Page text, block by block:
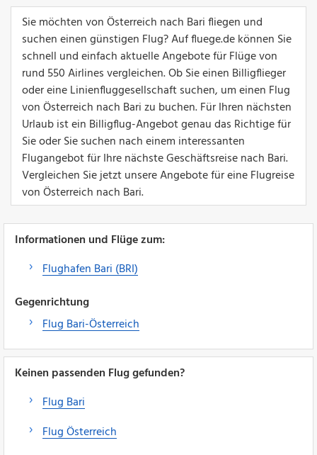
Sie möchten von Österreich nach Bari fliegen und
suchen einen günstigen Flug? Auf fluege.de können Sie
schnell und einfach aktuelle Angebote für Flüge von
rund 550 Airlines vergleichen. Ob Sie einen Billigflieger
oder eine Linienfluggesellschaft suchen, um einen Flug
von Österreich nach Bari zu buchen. Für Ihren nächsten
Urlaub ist ein Billigflug-Angebot genau das Richtige für
Sie oder Sie suchen nach einem interessanten
Flugangebot für Ihre nächste Geschäftsreise nach Bari.
Vergleichen Sie jetzt unsere Angebote für eine Flugreise
von Österreich nach Bari.
Informationen und Flüge zum:
Flughafen Bari (BRI)
Gegenrichtung
Flug Bari-Österreich
Keinen passenden Flug gefunden?
Flug Bari
Flug Österreich